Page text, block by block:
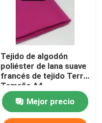
Tejido de algodón
poliéster de lana suave
francés de tejido Terry
Tamaño A4
Mejor precio